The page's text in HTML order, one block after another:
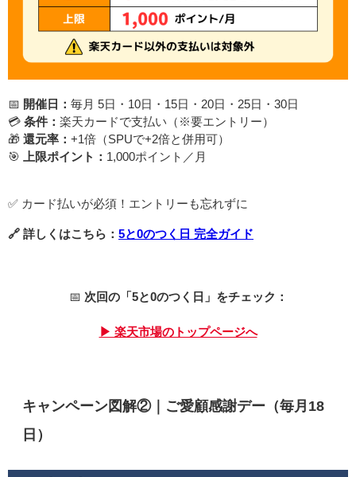
📅 開催日： 毎月 5日・10日・15日・20日・25日・30日
💳 条件： 楽天カードで支払い（※要エントリー）
🎁 還元率： +1倍（SPUで+2倍と併用可）
🎯
上限ポイント： 1,000ポイント／月
✅ カード払いが必須！エントリーも忘れずに
🔗 詳しくはこちら： 5と0のつく日 完全ガイド
📅 次回の「5と0のつく日」をチェック：
▶ 楽天市場のトップページへ
キャンペーン図解②｜ご愛顧感謝デー（毎月18
日）